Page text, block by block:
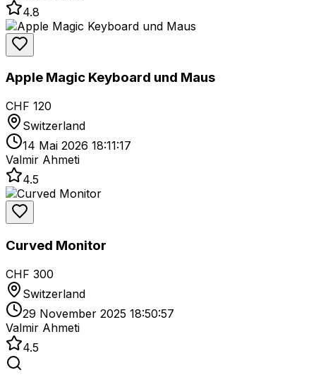
4.8
Apple Magic Keyboard und Maus
CHF 120
Switzerland
14 Mai 2026 18:11:17
Valmir Ahmeti
4.5
Curved Monitor
CHF 300
Switzerland
29 November 2025 18:50:57
Valmir Ahmeti
4.5